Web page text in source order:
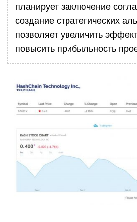
планирует заключение
создание стратегических
позволяет увеличить
повысить прибыльность